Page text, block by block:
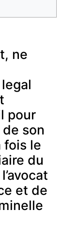
ne
pour
son
fois le
du
et de